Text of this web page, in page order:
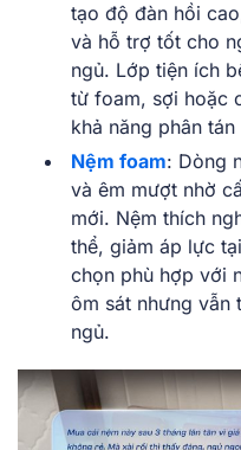
tạo độ đàn hồi
và hỗ trợ tốt cho
ngủ. Lớp tiện ích
từ foam, sợi hoặc
khả năng phân tán
Nệm foam: Dòng
và êm mượt nhờ
mới. Nệm thích
thể, giảm áp lực
chọn phù hợp với
ôm sát nhưng vẫn
ngủ.